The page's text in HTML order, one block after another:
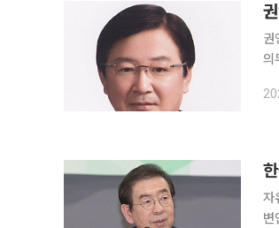
권
의무를
자
변